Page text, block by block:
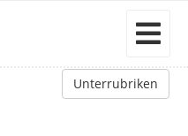
Unterrubriken